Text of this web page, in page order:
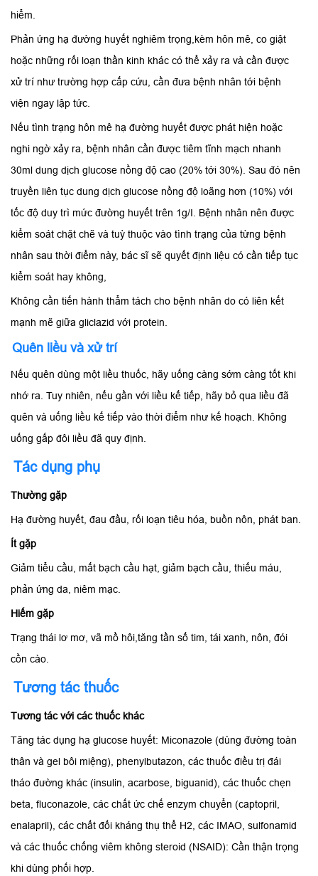
hiểm.
Phản ứng hạ đường huyết nghiêm trọng,kèm hôn mê, co giật
hoặc những rối loạn thần kinh khác có thể xảy ra và cần được
xử trí như trường hợp cấp cứu, cần đưa bệnh nhân tới bệnh
viện ngay lập tức.
Nếu tình trạng hôn mê hạ đường huyết được phát hiện hoặc
nghi ngờ xảy ra, bệnh nhân cần được tiêm tĩnh mạch nhanh
30ml dung dịch glucose nồng độ cao (20% tới 30%). Sau đó nên
truyền liên tục dung dịch glucose nồng độ loãng hơn (10%) với
tốc độ duy trì mức đường huyết trên 1g/I. Bệnh nhân nên được
kiểm soát chặt chẽ và tuỳ thuộc vào tình trạng của từng bệnh
nhân sau thời điểm này, bác sĩ sẽ quyết định liệu có cần tiếp tục
kiểm soát hay không,
Không cần tiến hành thẩm tách cho bệnh nhân do có liên kết
mạnh mẽ giữa gliclazid với protein.
Quên liều và xử trí
Nếu quên dùng một liều thuốc, hãy uống càng sớm càng tốt khi
nhớ ra. Tuy nhiên, nếu gần với liều kế tiếp, hãy bỏ qua liều đã
quên và uống liều kế tiếp vào thời điểm như kế hoạch. Không
uống gấp đôi liều đã quy định.
Tác dụng phụ
Thường gặp
Hạ đường huyết, đau đầu, rối loạn tiêu hóa, buồn nôn, phát ban.
Ít gặp
Giảm tiểu cầu, mất bạch cầu hạt, giảm bạch cầu, thiếu máu,
phản ứng da, niêm mạc.
Hiếm gặp
Trạng thái lơ mơ, vã mồ hôi,tăng tần số tim, tái xanh, nôn, đói
cồn cào.
Tương tác thuốc
Tương tác với các thuốc khác
Tăng tác dụng hạ glucose huyết: Miconazole (dùng đường toàn
thân và gel bôi miệng), phenylbutazon, các thuốc điều trị đái
tháo đường khác (insulin, acarbose, biguanid), các thuốc chẹn
beta, fluconazole, các chất ức chế enzym chuyển (captopril,
enalapril), các chất đối kháng thụ thể H2, các IMAO, sulfonamid
và các thuốc chống viêm không steroid (NSAID): Cần thận trọng
khi dùng phối hợp.